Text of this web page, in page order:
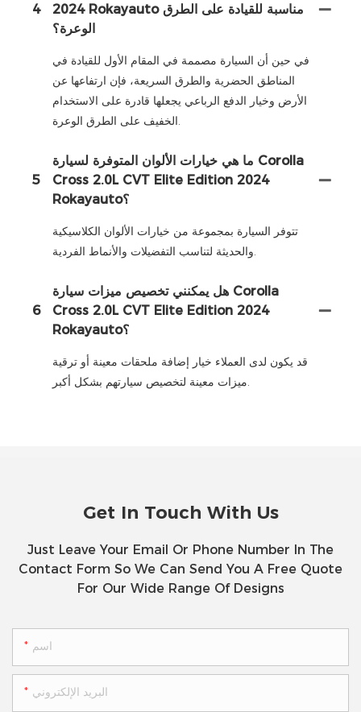
4
2024 Rokayauto مناسبة للقيادة على الطرق
الوعرة؟
في حين أن السيارة مصممة في المقام الأول للقيادة في
المناطق الحضرية والطرق السريعة، فإن ارتفاعها عن
الأرض وخيار الدفع الرباعي يجعلها قادرة على الاستخدام
5
ما هي خيارات الألوان المتوفرة لسيارة Corolla
Cross 2.0L CVT Elite Edition 2024
Rokayauto؟
تتوفر السيارة بمجموعة من خيارات الألوان الكلاسيكية
6
هل يمكنني تخصيص ميزات سيارة Corolla
Cross 2.0L CVT Elite Edition 2024
Rokayauto؟
قد يكون لدى العملاء خيار إضافة ملحقات معينة أو ترقية
Get In Touch With Us
Just Leave Your Email Or Phone Number In The
Contact Form So We Can Send You A Free Quote
For Our Wide Range Of Designs
اسم
البريد الإلكتروني